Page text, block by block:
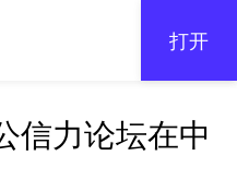
打开
信力论坛在中